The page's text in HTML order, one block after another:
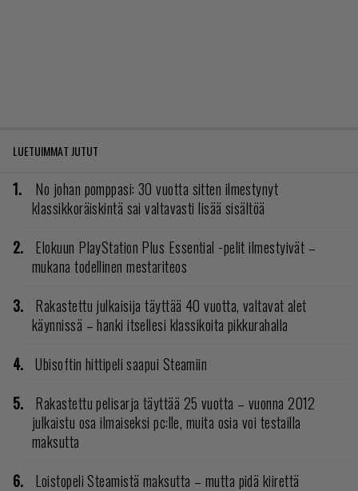
LUETUIMMAT JUTUT
No johan pomppasi: 30 vuotta sitten ilmestynyt
klassikkoräiskintä sai valtavasti lisää sisältöä
Elokuun PlayStation Plus Essential -pelit ilmestyivät –
mukana todellinen mestariteos
Rakastettu julkaisija täyttää 40 vuotta, valtavat alet
käynnissä – hanki itsellesi klassikoita pikkurahalla
Ubisoftin hittipeli saapui Steamiin
Rakastettu pelisarja täyttää 25 vuotta – vuonna 2012
julkaistu osa ilmaiseksi pc:lle, muita osia voi testailla
maksutta
Loistopeli Steamistä maksutta – mutta pidä kiirettä